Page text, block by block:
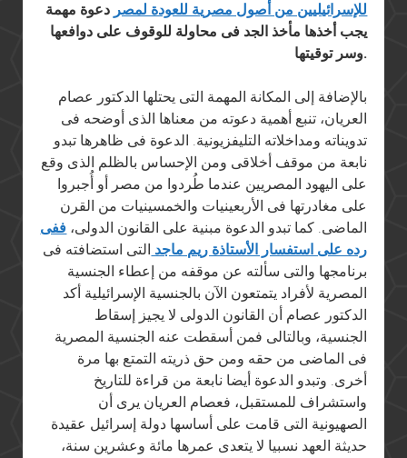
للإسرائيليين من أصول مصرية للعودة لمصر دعوة مهمة
يجب أخذها مأخذ الجد فى محاولة للوقوف على دوافعها
وسر توقيتها.
بالإضافة إلى المكانة المهمة التى يحتلها الدكتور عصام
العريان، تنبع أهمية دعوته من معناها الذى أوضحه فى
تدويناته ومداخلاته التليفزيونية. الدعوة فى ظاهرها تبدو
نابعة من موقف أخلاقى ومن الإحساس بالظلم الذى وقع
على اليهود المصريين عندما طُردوا من مصر أو أُجبروا
على مغادرتها فى الأربعينيات والخمسينيات من القرن
الماضى. كما تبدو الدعوة مبنية على القانون الدولى، ففى
رده على استفسار الأستاذة ريم ماجد التى استضافته فى
برنامجها والتى سألته عن موقفه من إعطاء الجنسية
المصرية لأفراد يتمتعون الآن بالجنسية الإسرائيلية أكد
الدكتور عصام أن القانون الدولى لا يجيز إسقاط
الجنسية، وبالتالى فمن أسقطت عنه الجنسية المصرية
فى الماضى من حقه ومن حق ذريته التمتع بها مرة
أخرى. وتبدو الدعوة أيضا نابعة من قراءة للتاريخ
واستشراف للمستقبل، فعصام العريان يرى أن
الصهيونية التى قامت على أساسها دولة إسرائيل عقيدة
حديثة العهد نسبيا لا يتعدى عمرها مائة وعشرين سنة،